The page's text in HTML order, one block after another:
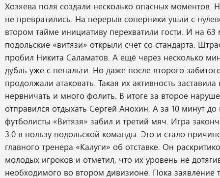
Хозяева поля создали несколько опасных моментов.
не превратились. На перерыв соперники ушли с
втором тайме инициативу перехватили гости. И на 63
подольские «витязи» открыли счет со стандарта.
пробил Никита Саламатов. А ещё через несколько
дубль уже с пенальти. Но даже после второго
продолжали атаковать. Такая их активность
нервничать и много фолить. В итоге за второе
отправился отдыхать Сергей Анохин. А за 10 минут до
футболисты «Витязя» забил и третий мяч. Игра
3:0 в пользу подольской команды. Это и стало
главного тренера «Калуги» об отставке. Он
молодых игроков и отметил, что их уровень не
необходимого во втором дивизионе. Пока заявление